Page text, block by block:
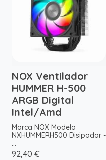
NOX Ventilador
HUMMER H-500
ARGB Digital
Intel/Amd
Marca NOX Modelo
NXHUMMERH500 Disipador -
...
92,40 €